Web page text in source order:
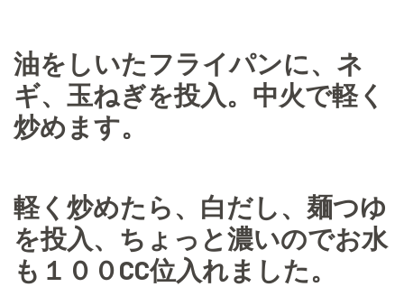
油をしいたフライパンに、ネ
ギ、玉ねぎを投入。中火で軽く
炒めます。
軽く炒めたら、白だし、麺つゆ
を投入、ちょっと濃いのでお水
も１００CC位入れました。